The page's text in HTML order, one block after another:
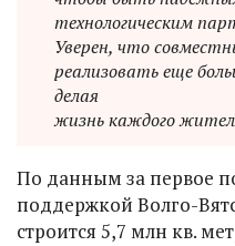
технологическим
Уверен, что
реализовать еще
делая
жизнь каждого
По данным за первое
поддержкой Волго-
строится 5,7 млн кв.